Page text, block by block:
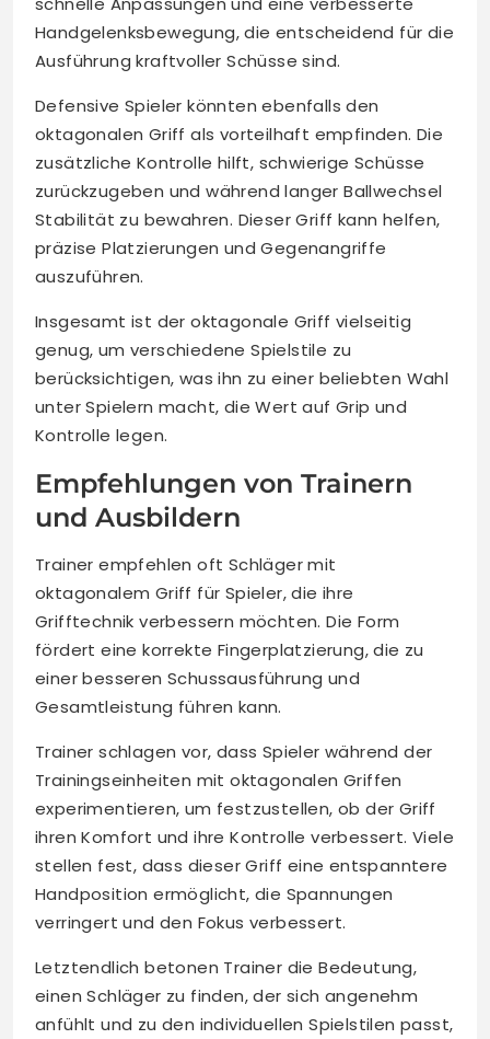
Handgelenksbewegung, die entscheidend für die
Ausführung kraftvoller Schüsse sind.
Defensive Spieler könnten ebenfalls den
oktagonalen Griff als vorteilhaft empfinden. Die
zusätzliche Kontrolle hilft, schwierige Schüsse
zurückzugeben und während langer Ballwechsel
Stabilität zu bewahren. Dieser Griff kann helfen,
präzise Platzierungen und Gegenangriffe
auszuführen.
Insgesamt ist der oktagonale Griff vielseitig
genug, um verschiedene Spielstile zu
berücksichtigen, was ihn zu einer beliebten Wahl
unter Spielern macht, die Wert auf Grip und
Kontrolle legen.
Empfehlungen von Trainern
und Ausbildern
Trainer empfehlen oft Schläger mit
oktagonalem Griff für Spieler, die ihre
Grifftechnik verbessern möchten. Die Form
fördert eine korrekte Fingerplatzierung, die zu
einer besseren Schussausführung und
Gesamtleistung führen kann.
Trainer schlagen vor, dass Spieler während der
Trainingseinheiten mit oktagonalen Griffen
experimentieren, um festzustellen, ob der Griff
ihren Komfort und ihre Kontrolle verbessert. Viele
stellen fest, dass dieser Griff eine entspanntere
Handposition ermöglicht, die Spannungen
verringert und den Fokus verbessert.
Letztendlich betonen Trainer die Bedeutung,
einen Schläger zu finden, der sich angenehm
anfühlt und zu den individuellen Spielstilen passt,